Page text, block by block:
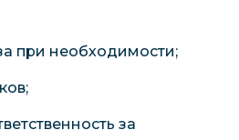
при необходимости;
за